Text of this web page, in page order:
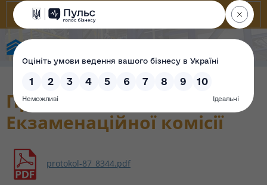
Протокол № 87 засідання
Екзаменаційної комісії
protokol-87_8344.pdf